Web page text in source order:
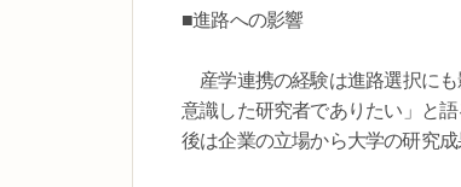
■進路への影響
産学連携の経験は進路選択に
意識した研究者でありたい」と
後は企業の立場から大学の研究